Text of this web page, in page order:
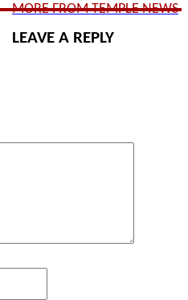
MORE FROM TEMPLE NEWS
LEAVE A REPLY